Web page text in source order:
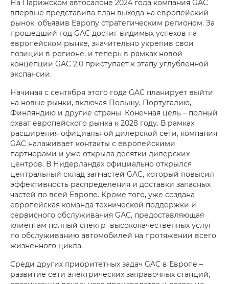
На Парижском автосалоне 2024 года компания GAC
впервые представила план выхода на европейский
рынок, объявив Европу стратегическим регионом. За
прошедший год GAC достиг видимых успехов на
европейском рынке, значительно укрепив свои
позиции в регионе, и теперь в рамках новой
концепции GAC 2.0 приступает к этапу углубленной
экспансии.
Начиная с сентября этого года GAC планирует выйти
на новые рынки, включая Польшу, Португалию,
Финляндию и другие страны. Конечная цель – полный
охват европейского рынка к 2028 году. В рамках
расширения официальной дилерской сети, компания
GAC налаживает контакты с европейскими
партнерами и уже открыла десятки дилерских
центров. В Нидерландах официально открылся
центральный склад запчастей GAC, который повысил
эффективность распределения и доставки запасных
частей по всей Европе. Кроме того, уже создана
европейская команда технической поддержки и
сервисного обслуживания GAC, предоставляющая
клиентам полный спектр высококачественных услуг
по обслуживанию автомобилей на протяжении всего
жизненного цикла.
Среди других приоритетных задач GAC в Европе –
развитие сети электрических заправочных станций,